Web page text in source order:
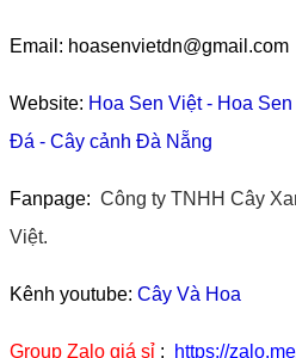
Email: hoasenvietdn@gmail.com
Website: Hoa Sen Việt- Hoa
Đá - Cây cảnh Đà Nẵng
Fanpage: Công ty TNHH Cây
Việt.
Kênh youtube: Cây Và Hoa
Group Zalo giá sỉ : https://